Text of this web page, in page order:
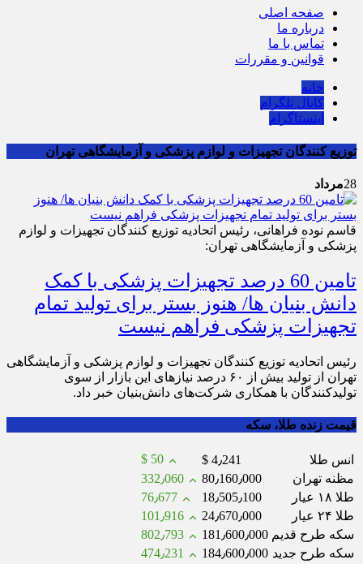
صفحه اصلی
درباره ما
تماس با ما
قوانین و مقررات
خانه
کانال تلگرام
اینستاگرام
توزیع کنندگان تجهیزات و لوازم پزشکی و آزمایشگاهی تهران
28مرداد
قاسم نوده فراهانی، رئیس اتحادیه توزیع کنندگان تجهیزات و لوازم
پزشکی و آزمایشگاهی تهران:
تامین 60 درصد تجهیزات پزشکی با کمک
دانش بنیان ها/ هنوز بستر برای تولید تمام
تجهیزات پزشکی فراهم نیست
رئیس اتحادیه توزیع کنندگان تجهیزات و لوازم پزشکی و آزمایشگاهی
تهران از تولید بیش از ۶۰ درصد نیاز‌های این بازار از سوی
تولیدکنندگان با همکاری شرکت‌های دانش‌بنیان خبر داد.
قیمت زنده طلا، سکه
انس طلا $ 4٫241
$ 50
مظنه تهران
80٫160٫000
332٫060
طلا ۱۸ عیار
18٫505٫100
76٫677
طلا ۲۴ عیار
24٫670٫000
101٫916
سکه طرح قدیم 181٫600٫000
802٫793
سکه طرح جدید 184٫600٫000
474٫231